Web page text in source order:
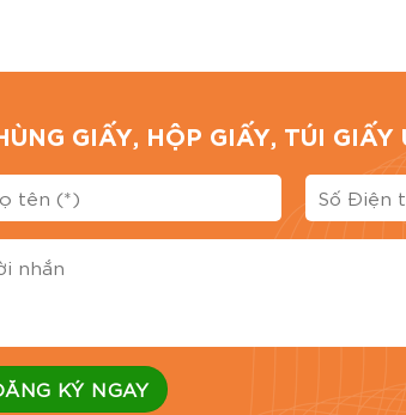
GIẤY, HỘP GIẤY, TÚI GIẤY